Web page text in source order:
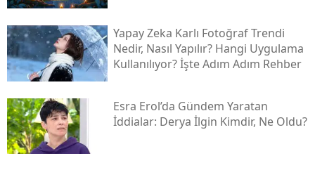
Yapay Zeka Karlı Fotoğraf Trendi
Nedir, Nasıl Yapılır? Hangi Uygulama
Kullanılıyor? İşte Adım Adım Rehber
Esra Erol’da Gündem Yaratan
İddialar: Derya İlgin Kimdir, Ne Oldu?